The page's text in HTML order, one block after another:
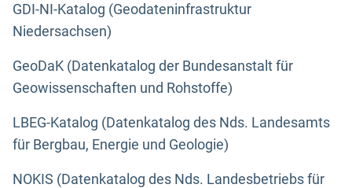
GDI-NI-Katalog (Geodateninfrastruktur
Niedersachsen)
GeoDaK (Datenkatalog der Bundesanstalt für
Geowissenschaften und Rohstoffe)
LBEG-Katalog (Datenkatalog des Nds. Landesamts
für Bergbau, Energie und Geologie)
NOKIS (Datenkatalog des Nds. Landesbetriebs für